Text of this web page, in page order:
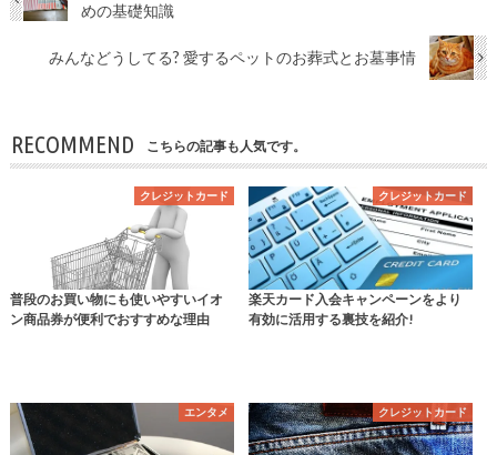
めの基礎知識
みんなどうしてる? 愛するペットのお葬式とお墓事情
RECOMMEND こちらの記事も人気です。
クレジットカード
普段のお買い物にも使いやすいイオ
ン商品券が便利でおすすめな理由
クレジットカード
楽天カード入会キャンペーンをより
有効に活用する裏技を紹介!
エンタメ クレジットカード